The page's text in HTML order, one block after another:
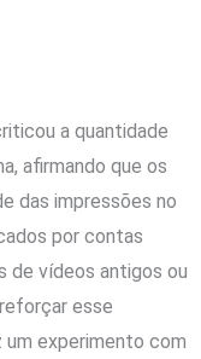
a quantidade
afirmando que os
das impressões no
por contas
de vídeos antigos ou
esse
um experimento com